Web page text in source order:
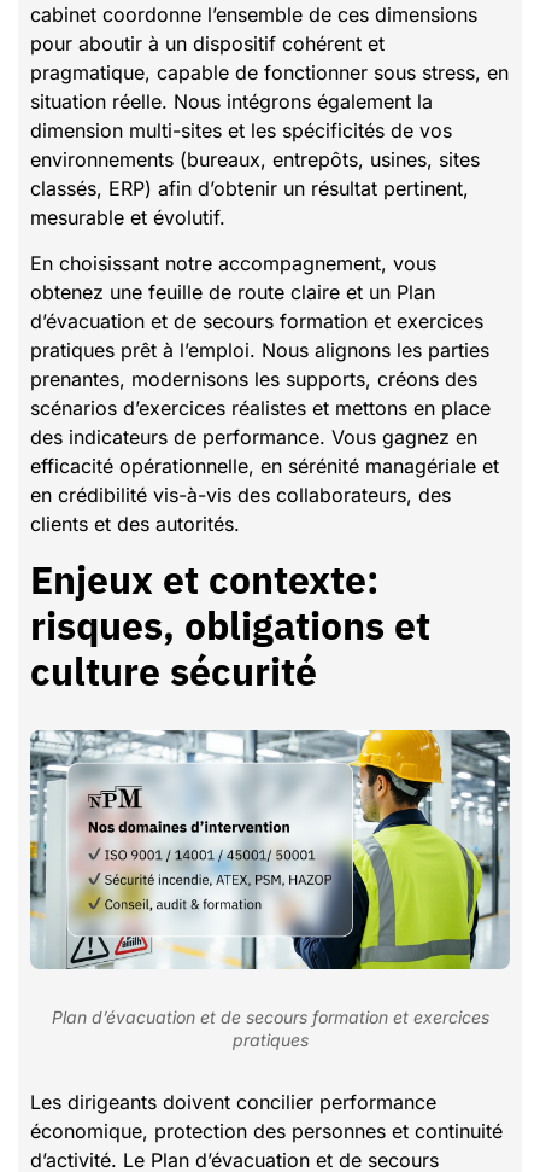
cabinet coordonne l’ensemble de ces dimensions
pour aboutir à un dispositif cohérent et
pragmatique, capable de fonctionner sous stress, en
situation réelle. Nous intégrons également la
dimension multi-sites et les spécificités de vos
environnements (bureaux, entrepôts, usines, sites
classés, ERP) afin d’obtenir un résultat pertinent,
mesurable et évolutif.
En choisissant notre accompagnement, vous
obtenez une feuille de route claire et un Plan
d’évacuation et de secours formation et exercices
pratiques prêt à l’emploi. Nous alignons les parties
prenantes, modernisons les supports, créons des
scénarios d’exercices réalistes et mettons en place
des indicateurs de performance. Vous gagnez en
efficacité opérationnelle, en sérénité managériale et
en crédibilité vis-à-vis des collaborateurs, des
clients et des autorités.
Enjeux et contexte:
risques, obligations et
culture sécurité
Plan d’évacuation et de secours formation et exercices
pratiques
Les dirigeants doivent concilier performance
économique, protection des personnes et continuité
d’activité. Le Plan d’évacuation et de secours